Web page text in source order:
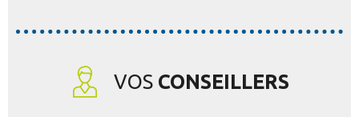
VOS CONSEILLERS